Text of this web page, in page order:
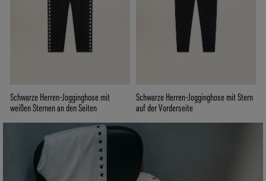
Schwarze Herren-Jogginghose mit
weißen Sternen an den Seiten
Schwarze Herren-Jogginghose mit Stern
auf der Vorderseite